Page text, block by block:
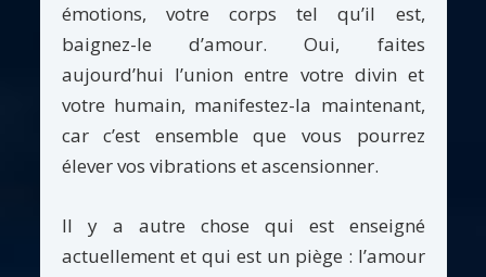
émotions, votre corps tel qu’il est,
baignez-le d’amour. Oui, faites
aujourd’hui l’union entre votre divin et
votre humain, manifestez-la maintenant,
car c’est ensemble que vous pourrez
élever vos vibrations et ascensionner.
Il y a autre chose qui est enseigné
actuellement et qui est un piège : l’amour